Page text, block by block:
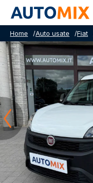
Home /Auto usate /Fiat